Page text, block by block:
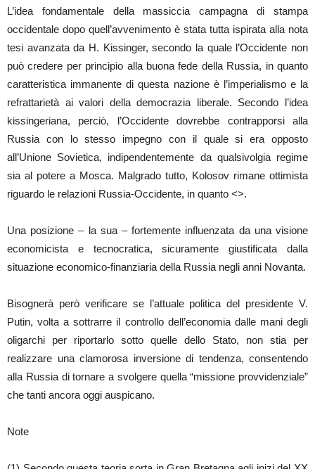
L’idea fondamentale della massiccia campagna di stampa
occidentale dopo quell’avvenimento è stata tutta ispirata alla nota
tesi avanzata da H. Kissinger, secondo la quale l’Occidente non
può credere per principio alla buona fede della Russia, in quanto
caratteristica immanente di questa nazione è l’imperialismo e la
refrattarietà ai valori della democrazia liberale. Secondo l’idea
kissingeriana, perciò, l’Occidente dovrebbe contrapporsi alla
Russia con lo stesso impegno con il quale si era opposto
all’Unione Sovietica, indipendentemente da qualsivolgia regime
sia al potere a Mosca. Malgrado tutto, Kolosov rimane ottimista
riguardo le relazioni Russia-Occidente, in quanto <>.
Una posizione – la sua – fortemente influenzata da una visione
economicista e tecnocratica, sicuramente giustificata dalla
situazione economico-finanziaria della Russia negli anni Novanta.
Bisognerà però verificare se l’attuale politica del presidente V.
Putin, volta a sottrarre il controllo dell’economia dalle mani degli
oligarchi per riportarlo sotto quelle dello Stato, non stia per
realizzare una clamorosa inversione di tendenza, consentendo
alla Russia di tornare a svolgere quella “missione provvidenziale”
che tanti ancora oggi auspicano.
Note